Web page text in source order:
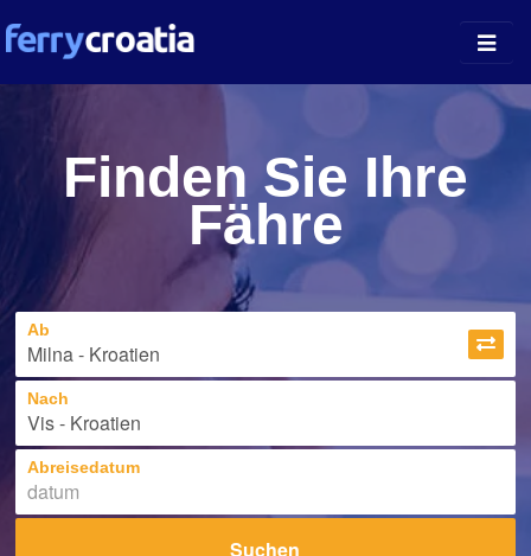
Inselführer
News
Über uns
Finden Sie Ihre
Fähre
Ab
Nach
Abreisedatum
Suchen